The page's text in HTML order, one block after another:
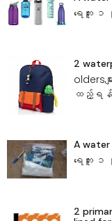
ရေဘူး ၁
2
olders
ထည့်ရန်
A
ရေဘူး ၁
2